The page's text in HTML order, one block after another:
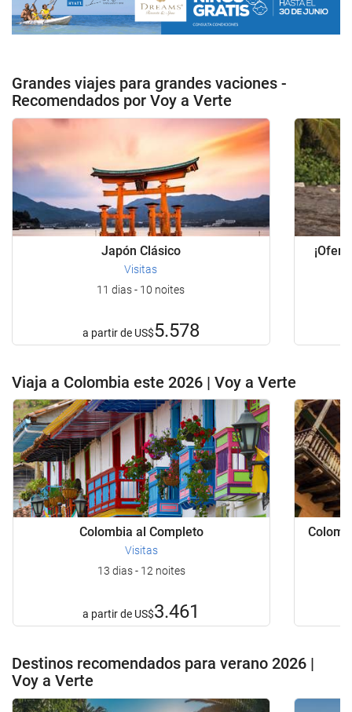
Grandes viajes para grandes vaciones -
Recomendados por Voy a Verte
Japón Clásico
Visitas
11 dias - 10 noites
a partir de US$5.578
Viaja a Colombia este 2026 | Voy a Verte
Colombia al Completo
Visitas
13 dias - 12 noites
a partir de US$3.461
Destinos recomendados para verano 2026 |
Voy a Verte